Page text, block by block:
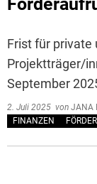
Frist für private
Projektträger/
September
2. Juli 2025 von JANA
FINANZEN